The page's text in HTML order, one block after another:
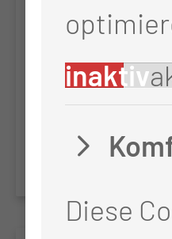
Or
Junction
Requiring
Systemic
inaktiv
Diese